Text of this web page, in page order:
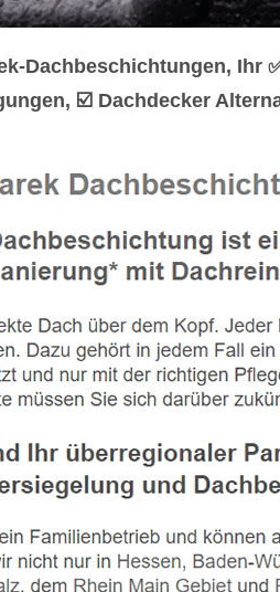
Dachbeschichtungen,
☑️ Dachdecker